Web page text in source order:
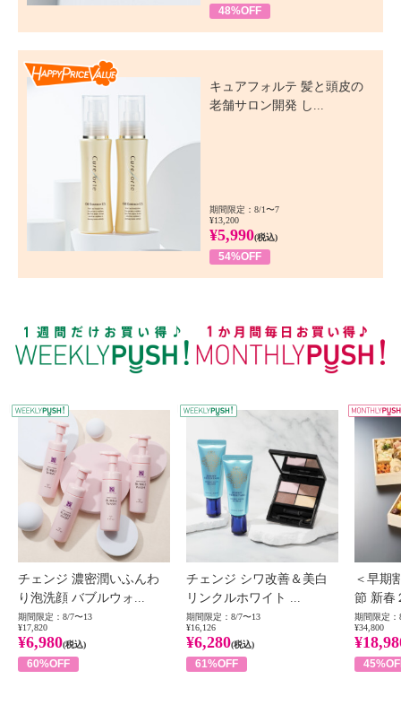
48%OFF
キュアフォルテ 髪と頭皮の
老舗サロン開発 し...
期間限定：8/1〜7
¥13,200
¥5,990(税込)
54%OFF
WEEKLY PUSH
チェンジ 濃密潤いふんわ
り泡洗顔 バブルウォ...
期間限定：8/7〜13
¥17,820
¥6,980(税込)
60%OFF
チェンジ シワ改善＆美白
リンクルホワイト ...
期間限定：8/7〜13
¥16,126
¥6,280(税込)
61%OFF
＜早期
節 新春
期間限定：
¥34,800